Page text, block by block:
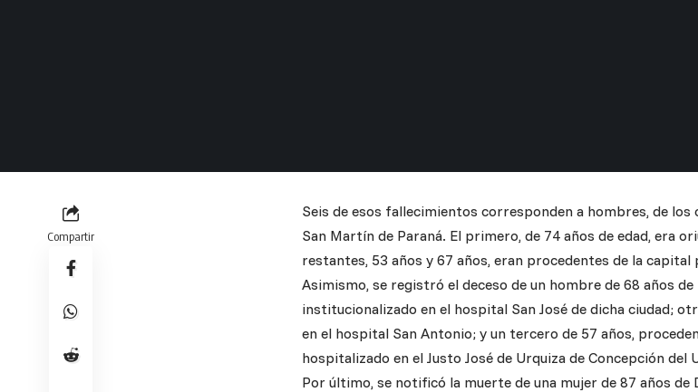
Compartir
Seis de esos fallecimientos corresponden a hombres, de
San Martín de Paraná. El primero, de 74 años de edad, era
restantes, 53 años y 67 años, eran procedentes de la capital
Asimismo, se registró el deceso de un hombre de 68 años
institucionalizado en el hospital San José de dicha ciudad;
en el hospital San Antonio; y un tercero de 57 años,
hospitalizado en el Justo José de Urquiza de Concepción del
Por último, se notificó la muerte de una mujer de 87 años